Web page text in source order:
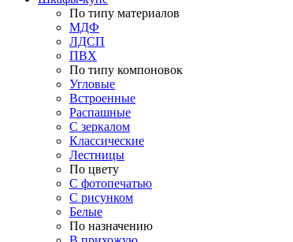
По типу материалов
МДФ
ЛДСП
ПВХ
По типу компоновок
Угловые
Встроенные
Распашные
С зеркалом
Классические
Лестницы
По цвету
С фотопечатью
С рисунком
Белые
По назначению